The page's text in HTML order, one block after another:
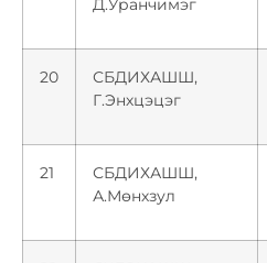
Д.Уранчимэг
20
СБДИХАШШ,
Г.Энхцэцэг
21
СБДИХАШШ,
А.Мөнхзул